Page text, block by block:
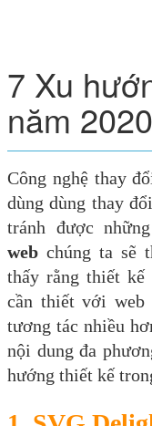
7 Xu
năm 2020
Công nghệ thay
dùng dùng thay
tránh được
web chúng ta sẽ
thấy rằng thiết
cần thiết với web
tương tác nhiều
nội dung đa
hướng thiết kế